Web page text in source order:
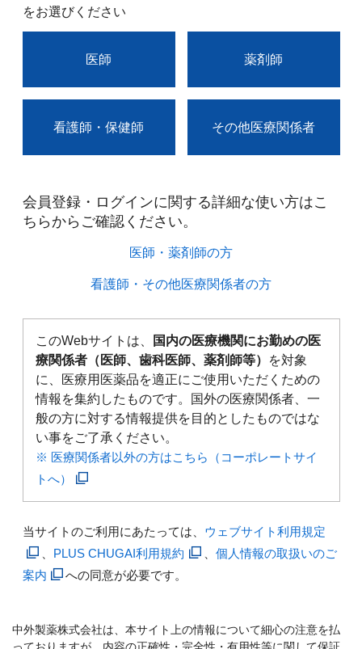
をお選びください
医師 薬剤師
看護師・保健師 その他医療関係者
会員登録・ログインに関する詳細な使い方はこ
ちらからご確認ください。​
医師・薬剤師の方​
看護師・その他医療関係者の方​
このWebサイトは、
国内の医療機関にお勤めの医
療関係者（医師、歯科医師、薬剤師等）
を対象
に、医療用医薬品を適正にご使用いただくための
情報を集約したものです。国外の医療関係者、一
般の方に対する情報提供を目的としたものではな
い事をご了承ください。
※ 医療関係者以外の方はこちら（コーポレートサイ
トへ）
当サイトのご利用にあたっては、 ウェブサイト利用規定
PLUS CHUGAI利用規約
個人情報の取扱いのご
案内
への同意が必要です。
中外製薬株式会社は、本サイト上の情報について細心の注意を払
っておりますが、内容の正確性・完全性・有用性等に関して保証